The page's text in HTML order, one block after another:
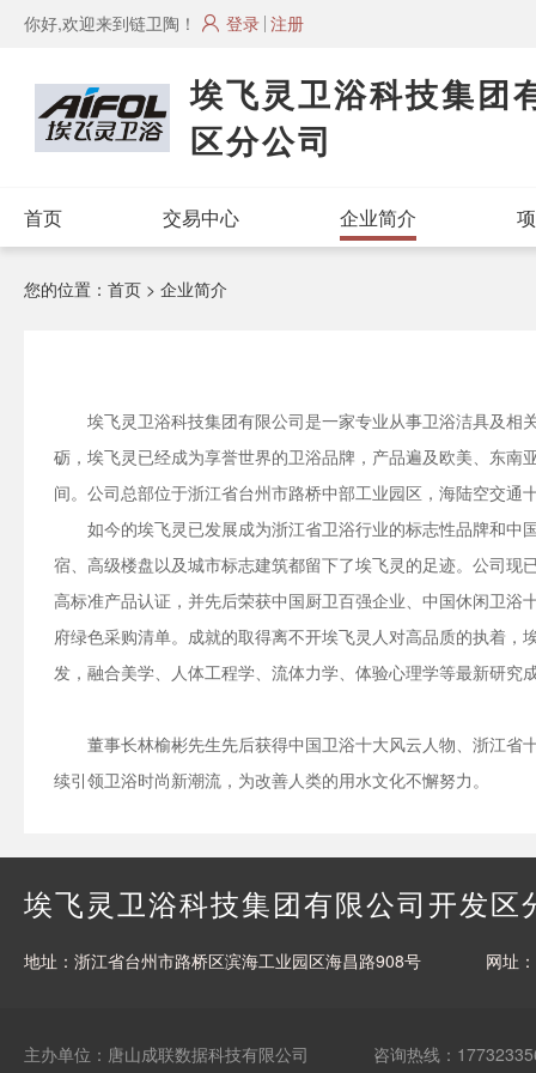
你好,欢迎来到链卫陶！ 登录 注册
埃飞灵卫浴科技集团
区分公司
首页 交易中心 企业简介
您的位置： 首页 > 企业简介
埃飞灵卫浴科技集团有限公司是一家专业从事卫浴洁具及
砺，埃飞灵已经成为享誉世界的卫浴品牌，产品遍及欧美、东
间。公司总部位于浙江省台州市路桥中部工业园区，海陆空交
如今的埃飞灵已发展成为浙江省卫浴行业的标志性品牌和
宿、高级楼盘以及城市标志建筑都留下了埃飞灵的足迹。公司
高标准产品认证，并先后荣获中国厨卫百强企业、中国休闲卫
府绿色采购清单。成就的取得离不开埃飞灵人对高品质的执着
发，融合美学、人体工程学、流体力学、体验心理学等最新研
董事长林榆彬先生先后获得中国卫浴十大风云人物、浙江省
续引领卫浴时尚新潮流，为改善人类的用水文化不懈努力。
埃飞灵卫浴科技集团有限公司开发区
地址：浙江省台州市路桥区滨海工业园区海昌路908号 网址
主办单位：唐山成联数据科技有限公司 咨询热线：